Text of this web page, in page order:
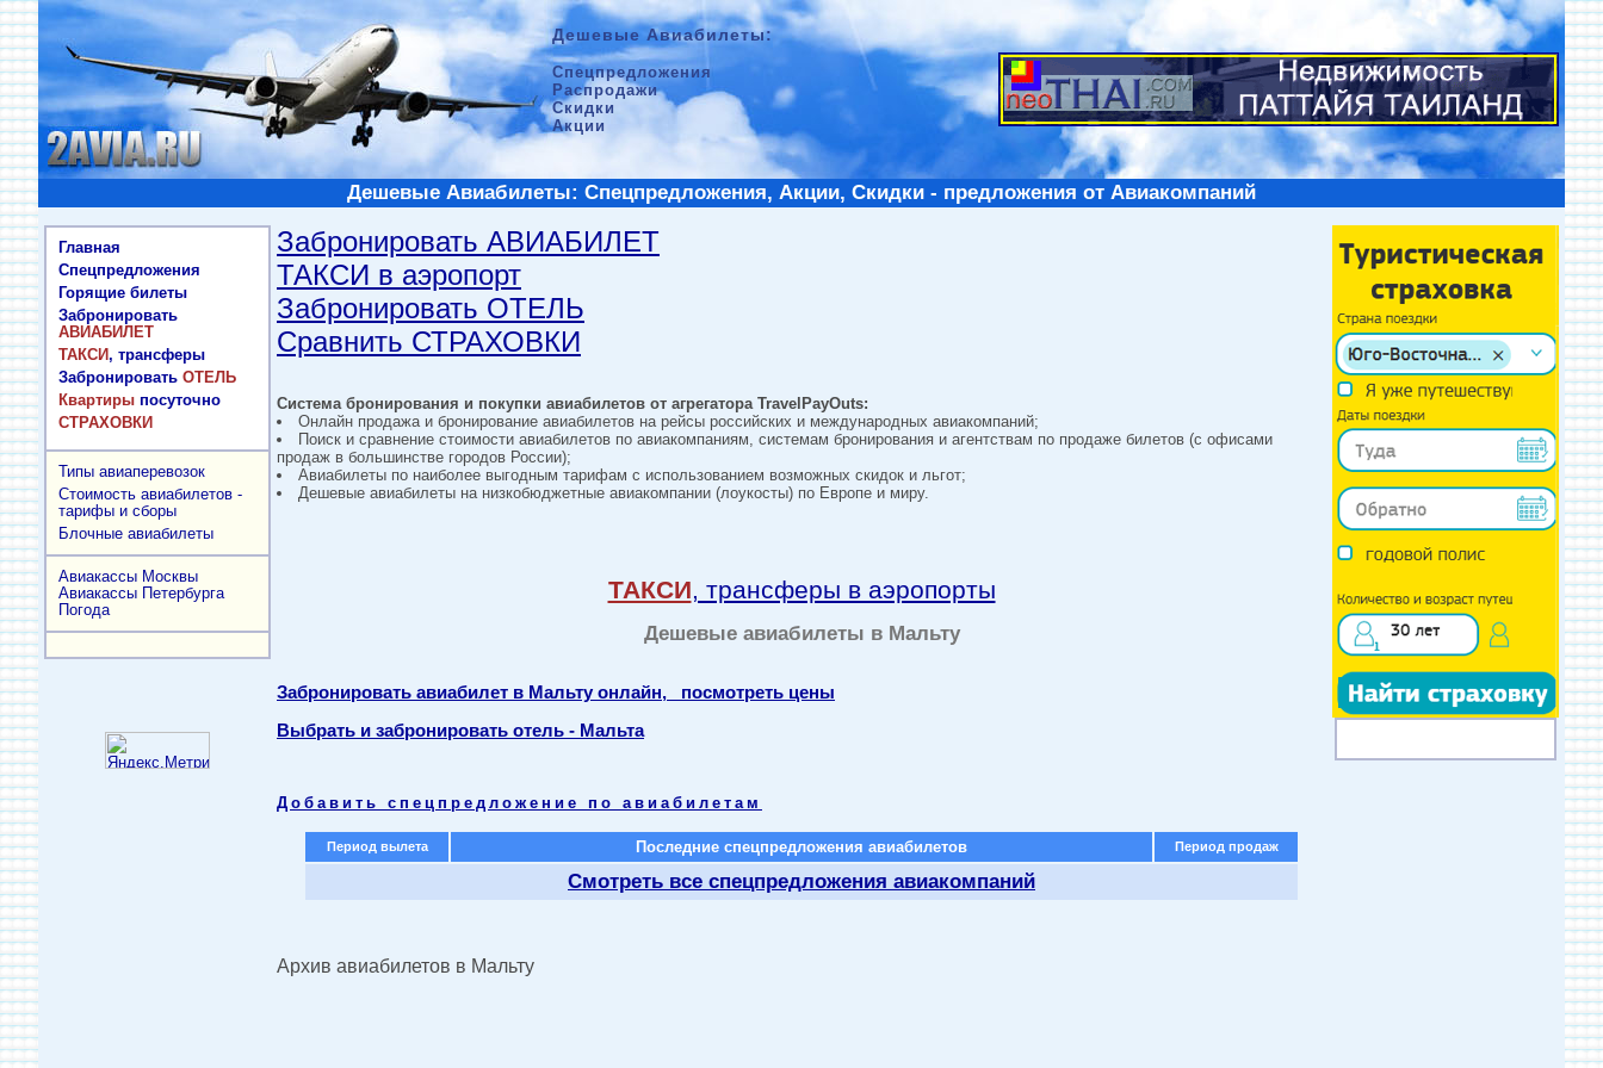
Дешевые Авиабилеты:
Спецпредложения
Распродажи
Скидки
Акции
Дешевые Авиабилеты: Спецпредложения, Акции, Скидки - предложения от Авиакомпаний
Главная
Спецпредложения
Горящие билеты
Забронировать
АВИАБИЛЕТ
ТАКСИ, трансферы
Забронировать ОТЕЛЬ
Квартиры посуточно
СТРАХОВКИ
Типы авиаперевозок
Стоимость авиабилетов -
тарифы и сборы
Блочные авиабилеты
Авиакассы Москвы
Авиакассы Петербурга
Погода
Забронировать АВИАБИЛЕТ
ТАКСИ в аэропорт
Забронировать ОТЕЛЬ
Сравнить СТРАХОВКИ
Система бронирования и покупки авиабилетов от агрегатора TravelPayOuts:
Онлайн продажа и бронирование авиабилетов на рейсы российских и международных авиакомпаний;
Поиск и сравнение стоимости авиабилетов по авиакомпаниям, системам бронирования и агентствам по продаже билетов (с офисами
продаж в большинстве городов России);
Авиабилеты по наиболее выгодным тарифам с использованием возможных скидок и льгот;
Дешевые авиабилеты на низкобюджетные авиакомпании (лоукосты) по Европе и миру.
ТАКСИ, трансферы в аэропорты
Дешевые авиабилеты в Мальту
Забронировать авиабилет в Мальту онлайн, посмотреть цены
Выбрать и забронировать отель - Мальта
Добавить спецпредложение по авиабилетам
Период вылета Последние спецпредложения авиабилетов Период продаж
Смотреть все спецпредложения авиакомпаний
Архив авиабилетов в Мальту